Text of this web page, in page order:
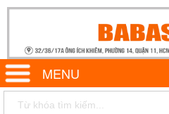
MENU